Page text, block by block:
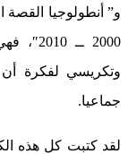
و” أنطولوجيا القصة
2000
وتكريسي لفكرة أن
جماعيا.
لقد كتبت كل هذه